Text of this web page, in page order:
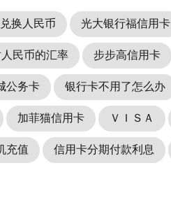
换人民币 光大银行福信用卡
民币的汇率 步步高信用卡
公务卡 银行卡不用了怎么办
加菲猫信用卡 ＶＩＳＡ
充值 信用卡分期付款利息